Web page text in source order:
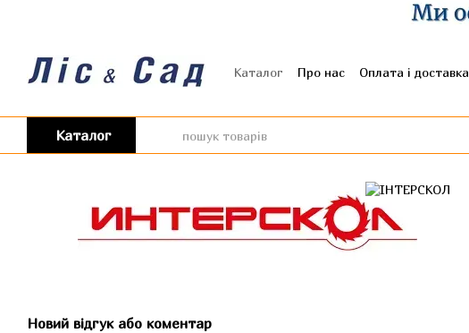
Каталог Про нас Оплата і доставка
Каталог
Новий відгук або коментар